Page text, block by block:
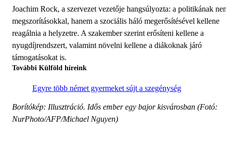
Joachim Rock, a szervezet vezetője hangsúlyozta: a politikának
megszorításokkal, hanem a szociális háló megerősítésével kellene
reagálnia a helyzetre. A szakember szerint erősíteni kellene a
nyugdíjrendszert, valamint növelni kellene a diákoknak járó
támogatásokat is.
További Külföld híreink
Egyre több német gyermeket sújt a szegénység
Borítókép: Illusztráció. Idős ember egy bajor kisvárosban (Fotó:
NurPhoto/AFP/Michael Nguyen)